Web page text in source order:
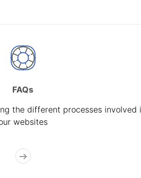
FAQs
the different processes involved
websites